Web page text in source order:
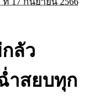
ลัว
ำสยบทุก